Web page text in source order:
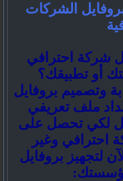
الشركات
شركة احترافي
أو تطبيقك؟
وتصميم بروفايل
ملف تعريفي
لكي تحصل على
احترافي وغير
لتجهيز بروفايل